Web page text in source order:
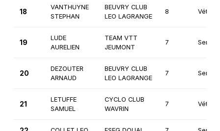
18
VANTHUYNE
STEPHAN
BEUVRY CLUB
LEO LAGRANGE
8
19
LUDE
AURELIEN
TEAM VTT
JEUMONT
7
20
DEZOUTER
ARNAUD
BEUVRY CLUB
LEO LAGRANGE
7
21
LETUFFE
SAMUEL
CYCLO CLUB
WAVRIN
7